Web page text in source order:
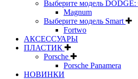
Выберите модель DODGE:
Magnum
Выберите модель Smart
Fortwo
АКСЕССУАРЫ
ПЛАСТИК
Porsche
Porsche Panamera
НОВИНКИ